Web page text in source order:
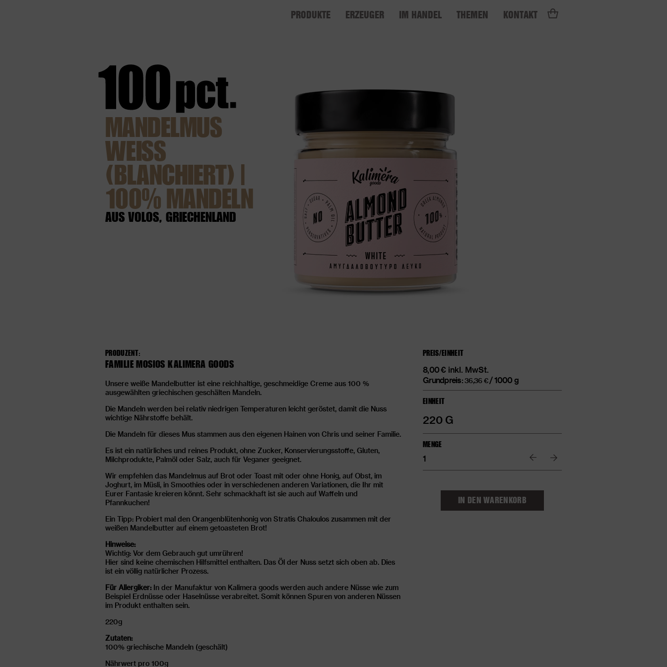
PRODUKTE ERZEUGER IM HANDEL THEMEN KONTAKT
MANDELMUS
WEISS (
BLANCHIERT) | 1
00% MANDELN
AUS VOLOS, GRIECHENLAND
PRODUZENT:
FAMILIE MOSIOS KALIMERA GOODS
Unsere weiße Mandelbutter ist eine reichhaltige, geschmeidige Creme aus 100 %
ausgewählten griechischen geschälten Mandeln.
Die Mandeln werden bei relativ niedrigen Temperaturen leicht geröstet, damit die Nuss
wichtige Nährstoffe behält.
Die Mandeln für dieses Mus stammen aus den eigenen Hainen von Chris und seiner Familie.
Es ist ein natürliches und reines Produkt, ohne Zucker, Konservierungsstoffe, Gluten,
Milchprodukte, Palmöl oder Salz, auch für Veganer geeignet.
Wir empfehlen das Mandelmus auf Brot oder Toast mit oder ohne Honig, auf Obst, im
Joghurt, im Müsli, in Smoothies oder in verschiedenen anderen Variationen, die Ihr mit
Eurer Fantasie kreieren könnt. Sehr schmackhaft ist sie auch auf Waffeln und
Pfannkuchen!
Ein Tipp: Probiert mal den Orangenblütenhonig von Stratis Chaloulos zusammen mit der
weißen Mandelbutter auf einem getoasteten Brot!
Hinweise:
Wichtig: Vor dem Gebrauch gut umrühren!
Hier sind keine chemischen Hilfsmittel enthalten. Das Öl der Nuss setzt sich oben ab. Dies
ist ein völlig natürlicher Prozess.
Für Allergiker: In der Manufaktur von Kalimera goods werden auch andere Nüsse wie zum
Beispiel Erdnüsse oder Haselnüsse verabreitet. Somit können Spuren von anderen Nüssen
im Produkt enthalten sein.
220g
Zutaten:
100% griechische Mandeln (geschält)
Nährwert pro 100g
PREIS/EINHEIT
8,00€ inkl. MwSt.
Grundpreis:36,36€/1000 g
EINHEIT
220 G
MENGE
Weiß
(blanchiert)
Mandeln
IN DEN WARENKORB